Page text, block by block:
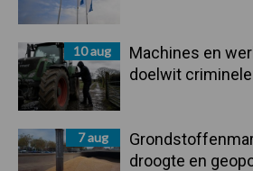
10 aug
Machines en
doelwit
7 aug
droogte en